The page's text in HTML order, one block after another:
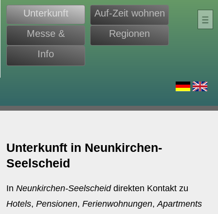
Unterkunft
Auf-Zeit wohnen
Messe &
Monteure
Regionen
Info
Unterkunft in Neunkirchen-
Seelscheid
InNeunkirchen-Seelscheiddirekten Kontakt zu
Hotels,Pensionen,Ferienwohnungen,Apartments